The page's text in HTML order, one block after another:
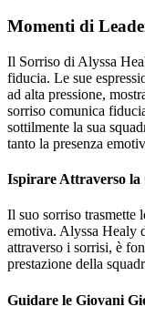
Momenti di
Il Sorriso di Alyssa
fiducia. Le sue
ad alta pressione,
sorriso comunica
sottilmente la sua
tanto la presenza
Ispirare Attraverso la
Il suo sorriso trasmette
emotiva. Alyssa Healy
attraverso i sorrisi, è
prestazione della
Guidare le Giovani